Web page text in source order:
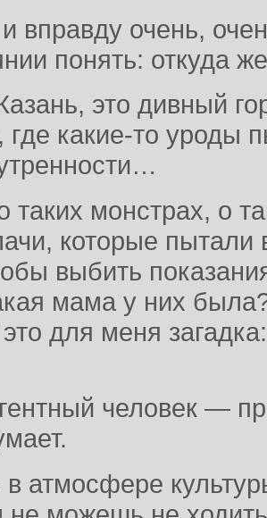
вправду очень,
понять: откуда
это дивный
какие-то уроды
таких монстрах, о
которые
выбить
мама у них
для меня
человек —
атмосфере